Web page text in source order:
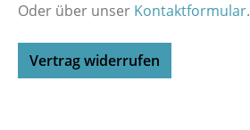
Oder über unser Kontaktformular.
Vertrag widerrufen